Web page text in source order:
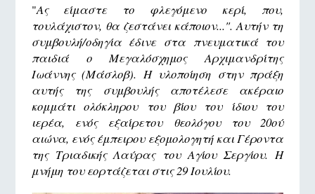
"Ας είμαστε το φλεγόμενο κερί, που,
τουλάχιστον, θα ζεστάνει κάποιον...". Aυτήν τη
συμβουλή/οδηγία έδινε στα πνευματικά του
παιδιά ο Μεγαλόσχημος
Αρχιμανδρίτης
Ιωάννης (Μάσλοβ). Η υλοποίηση στην πράξη
αυτής της συμβουλής αποτέλεσε ακέραιο
κομμάτι ολόκληρου του βίου του ίδιου του
ιερέα, ενός εξαίρετου θεολόγου του 20ού
αιώνα, ενός έμπειρου εξομολογητή και Γέροντα
της Τριαδικής Λαύρας του Αγίου Σεργίου. Η
μνήμη του εορτάζεται στις 29 Ιουλίου.